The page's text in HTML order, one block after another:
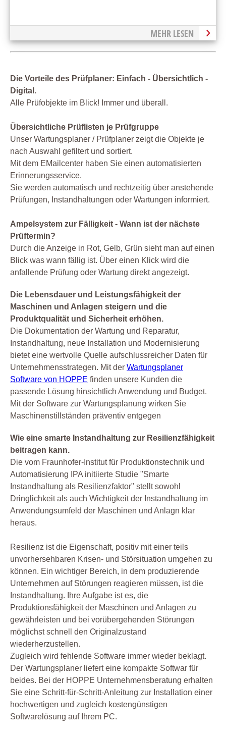
MEHR LESEN
Die Vorteile des Prüfplaner: Einfach - Übersichtlich -
Digital.
Alle Prüfobjekte im Blick! Immer und überall.
Übersichtliche Prüflisten je Prüfgruppe
Unser Wartungsplaner / Prüfplaner zeigt die Objekte je
nach Auswahl gefiltert und sortiert.
Mit dem EMailcenter haben Sie einen automatisierten
Erinnerungsservice.
Sie werden automatisch und rechtzeitig über anstehende
Prüfungen, Instandhaltungen oder Wartungen informiert.
Ampelsystem zur Fälligkeit - Wann ist der nächste
Prüftermin?
Durch die Anzeige in Rot, Gelb, Grün sieht man auf einen
Blick was wann fällig ist. Über einen Klick wird die
anfallende Prüfung oder Wartung direkt angezeigt.
Die Lebensdauer und Leistungsfähigkeit der
Maschinen und Anlagen steigern und die
Produktqualität und Sicherheit erhöhen.
Die Dokumentation der Wartung und Reparatur,
Instandhaltung, neue Installation und Modernisierung
bietet eine wertvolle Quelle aufschlussreicher Daten für
Unternehmensstrategen. Mit der Wartungsplaner
Software von HOPPE finden unsere Kunden die
passende Lösung hinsichtlich Anwendung und Budget.
Mit der Software zur Wartungsplanung wirken Sie
Maschinenstillständen präventiv entgegen
Wie eine smarte Instandhaltung zur Resilienzfähigkeit
beitragen kann.
Die vom Fraunhofer-Institut für Produktionstechnik und
Automatisierung IPA initiierte Studie "Smarte
Instandhaltung als Resilienzfaktor" stellt sowohl
Dringlichkeit als auch Wichtigkeit der Instandhaltung im
Anwendungsumfeld der Maschinen und Anlagn klar
heraus.
Resilienz ist die Eigenschaft, positiv mit einer teils
unvorhersehbaren Krisen- und Störsituation umgehen zu
können. Ein wichtiger Bereich, in dem produzierende
Unternehmen auf Störungen reagieren müssen, ist die
Instandhaltung. Ihre Aufgabe ist es, die
Produktionsfähigkeit der Maschinen und Anlagen zu
gewährleisten und bei vorübergehenden Störungen
möglichst schnell den Originalzustand
wiederherzustellen.
Zugleich wird fehlende Software immer wieder beklagt.
Der Wartungsplaner liefert eine kompakte Softwar für
beides. Bei der HOPPE Unternehmensberatung erhalten
Sie eine Schritt-für-Schritt-Anleitung zur Installation einer
hochwertigen und zugleich kostengünstigen
Softwarelösung auf Ihrem PC.